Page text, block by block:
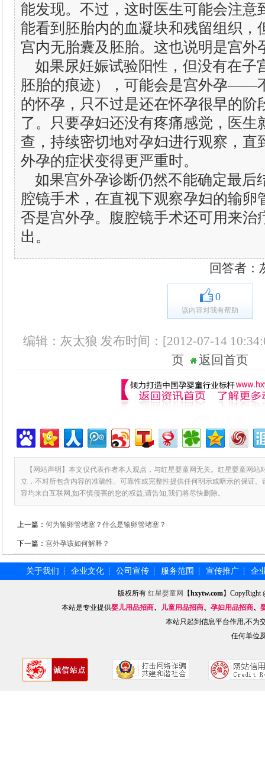
能发现。不过，这时医生可能会注意
能看到胚胎内的血凝块和残留组织，
宫内无胎囊及胚胎。这也说明是宫外
如果尿妊娠试验阳性，但没有在子
胚胎的痕迹），可能会是宫外孕——
的怀孕，只不过是还在怀孕很早的阶
了。只要孕妇还没有疼痛感觉，医生
查，持续密切地对孕妇进行观察，直
外孕的症状变得更严重时。
如果宫外孕诊断仍然不能确定最后
腔镜手术，在直视下观察孕妇的输卵
否是宫外孕。腹腔镜手术还可用来治
出。
回答者：
0
该内容对我有帮助
编辑：灰太狼 发布时间：[2012-07-14
页
返回首页
【网站声明】本文仅代表作者本人观点，与红星婴童网无关。红星婴童网站
立，不对所包含内容的准确性、可靠性或完整性提供任何明示或暗示的保证
容均来自互联网,如不慎侵害的您的权益,请告知,我们将尽快删除。
上一篇： 何为输卵管堵塞？什么是输卵管堵塞？
下一篇： 宫外孕该如何解释？
关于我们 ┆ 企业文化 ┆ 公司宣传 ┆ 服务范围 ┆ 宣传推广 ┆ 企
版权所有 红星婴童网 【hxytw.com】CopyRight
本站是专业提供婴儿用品招商、 儿童用品招商、 孕妇用品招商、
本站只起到信息平台作用,不为
任何单位